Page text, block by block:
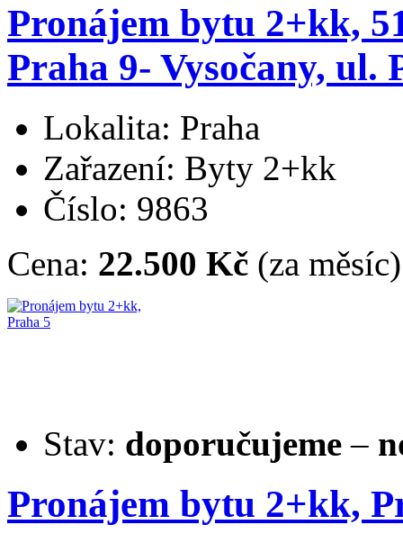
Pronájem bytu 2+kk,
Praha 9- Vysočany, ul.
Lokalita: Praha
Zařazení: Byty 2+kk
Číslo: 9863
Cena: 22.500 Kč (za měsíc)
Stav: doporučujeme –
Pronájem bytu 2+kk,